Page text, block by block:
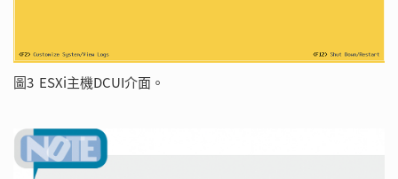
圖3 ESXi主機DCUI介面。